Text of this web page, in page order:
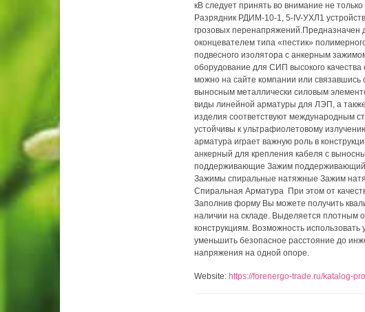
кВ следует принять во внимание не
Разрядник РДИМ-10-1, 5-IV-УХЛ1
грозовых перенапряжений.Предназначен
оконцевателем типа «пестик»
подвесного изолятора с анкерным
оборудование для СИП высокого
можно на сайте компании или
выносным металлически силовым
виды линейной арматуры для ЛЭП, а
изделия соответствуют международным
устойчивы к ультрафиолетовому
арматура играет важную роль в
анкерный для крепления кабеля с
поддерживающие Зажим поддерживающий
Зажимы спиральные натяжные Зажим
Спиральная Арматура При этом от
Заполнив форму Вы можете получить
наличии на складе. Выделяется плотным
конструкциям. Возможность
уменьшить безопасное расстояние до
напряжения на одной опоре.
Website: https://forenergo-trade.ru/katalog-